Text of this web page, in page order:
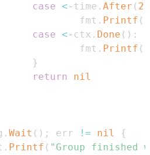
case <- time . After ( 2
fmt
. Printf (
case <- ctx . Done ( ) :
fmt
. Printf (
}
return
nil
. Wait ( ) ; err != nil
{
. Printf ( "Group finished